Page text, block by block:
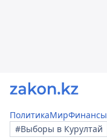
ПолитикаМирФинансы
#Выборы в Курултай